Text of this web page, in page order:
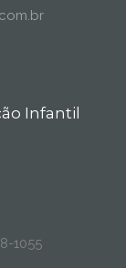
Infantil
1055